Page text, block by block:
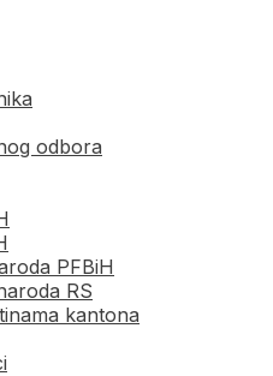
odbora
PFBiH
RS
kantona